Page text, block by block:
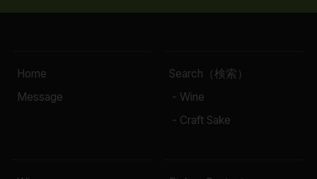
Home
Message
Search（検索）
- Wine
- Craft Sake